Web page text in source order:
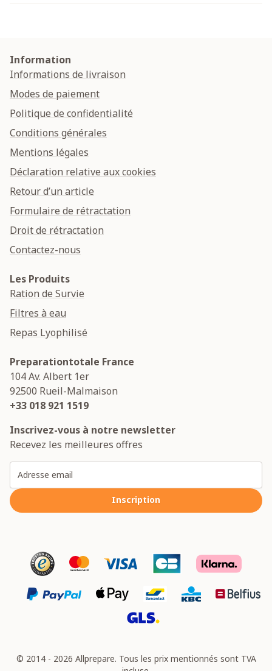
Information
Informations de livraison
Modes de paiement
Politique de confidentialité
Conditions générales
Mentions légales
Déclaration relative aux cookies
Retour d’un article
Formulaire de rétractation
Droit de rétractation
Contactez-nous
Les Produits
Ration de Survie
Filtres à eau
Repas Lyophilisé
Preparationtotale France
104 Av. Albert 1er
92500 Rueil-Malmaison
+33 018 921 1519
Inscrivez-vous à notre newsletter
Recevez les meilleures offres
Inscription
© 2014 - 2026 Allprepare. Tous les prix mentionnés sont TVA